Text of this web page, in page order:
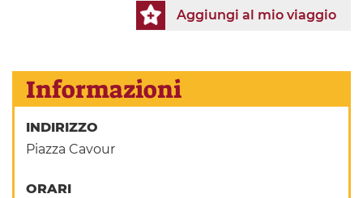
Aggiungi al mio viaggio
Informazioni
INDIRIZZO
Piazza Cavour
ORARI